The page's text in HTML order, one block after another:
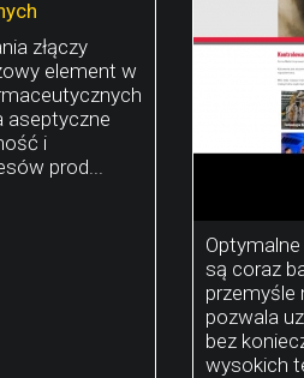
złączy
element w
aseptyczne
i
prod...
są coraz
przemyśle
pozwala
bez
wysokich